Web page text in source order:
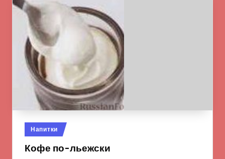
Опубликовано
в
Напитки
Кофе по-льежски